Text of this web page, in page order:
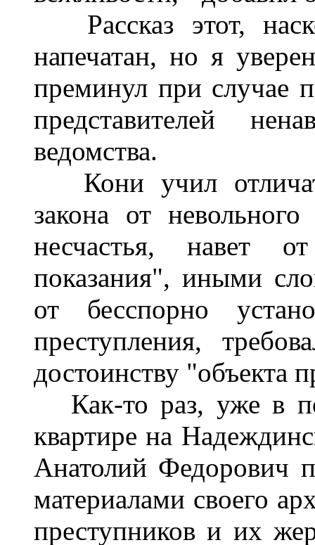
Рассказ этот,
напечатан, но я
преминул при случае
представителей
ведомства.
Кони учил
закона от
несчастья, навет от
показания", иными
от бесспорно
преступления,
достоинству "объекта
Как-то раз, уже в
квартире на
Анатолий Федорович
материалами своего
преступников и их